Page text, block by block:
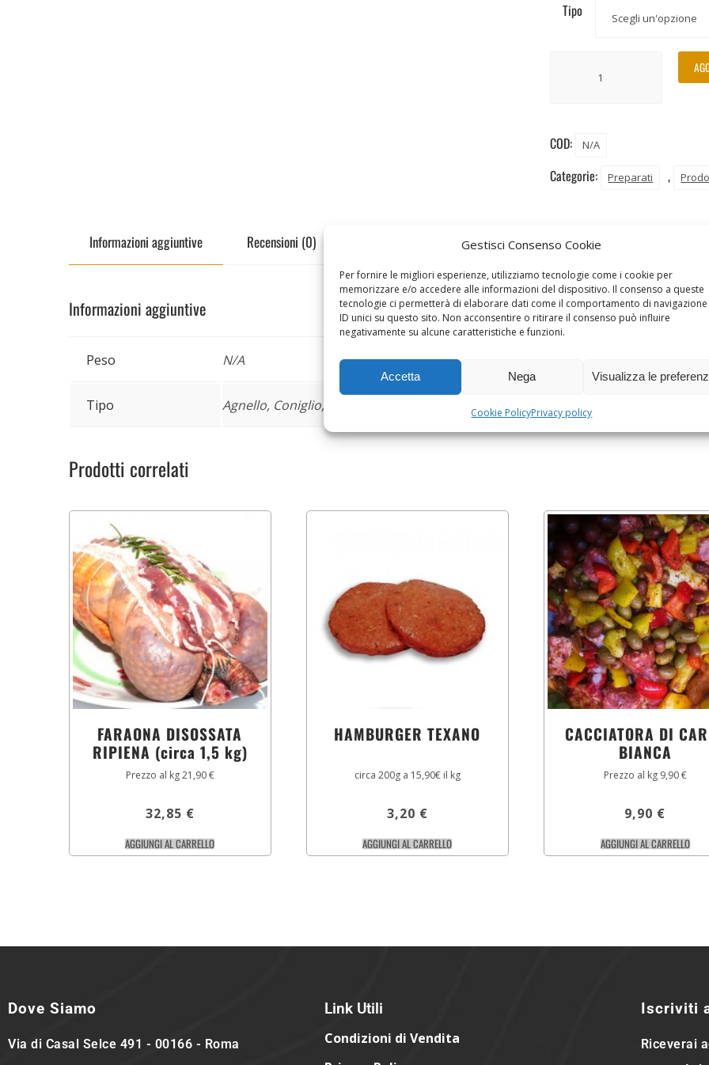
Gestisci Consenso Cookie
Per fornire le migliori esperienze, utilizziamo tecnologie come i cookie per
memorizzare e/o accedere alle informazioni del dispositivo. Il consenso a queste
tecnologie ci permetterà di elaborare dati come il comportamento di
ID unici su questo sito. Non acconsentire o ritirare il consenso può influire
negativamente su alcune caratteristiche e funzioni.
Accetta Nega Visualizza le
Cookie PolicyPrivacy policy
Tipo
COD: N/A
Categorie: Preparati ,
Informazioni aggiuntive Recensioni (0)
Informazioni aggiuntive
Peso N/A
Tipo Agnello, Coniglio, Maiale, Pollo
Prodotti correlati
FARAONA DISOSSATA
RIPIENA (circa 1,5 kg)
Prezzo al kg 21,90 €
32,85 €
AGGIUNGI AL CARRELLO
HAMBURGER TEXANO
circa 200g a 15,90€ il kg
3,20 €
AGGIUNGI AL CARRELLO
CACCIATORA DI
BIANCA
Prezzo al kg 9,90 €
9,90 €
AGGIUNGI AL CARRELLO
Dove Siamo
Via di Casal Selce 491 - 00166 - Roma
Link Utili
Condizioni di Vendita
Iscriviti
Riceverai